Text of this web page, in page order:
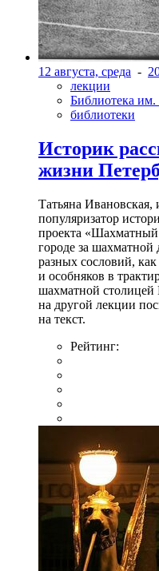
12 августа, среда -
лекции
Библиотека
библиотеки
Историк
жизни
Татьяна Ивановская,
популяризатор
проекта «Шахматный
городе за шахматной
разных сословий,
и особняков в
шахматной столицей
на другой лекции
на текст.
Рейтинг: